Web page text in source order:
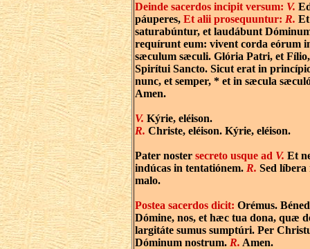
Deinde sacerdos incipit versum: V.
páuperes, Et alii prosequuntur: R. Et
saturabúntur, et laudábunt
requírunt eum: vivent corda eórum
sæculum sæculi. Glória Patri, et
Spirítui Sancto. Sicut erat in
nunc, et semper, * et in sæcula
Amen.
V. Kýrie, eléison.
R. Christe, eléison. Kýrie, eléison.
Pater noster secreto usque ad V. Et
indúcas in tentatiónem. R. Sed líbera
malo.
Postea sacerdos dicit: Orémus.
Dómine, nos, et hæc tua dona, quæ
largitáte sumus sumptúri. Per
Dóminum nostrum. R. Amen.